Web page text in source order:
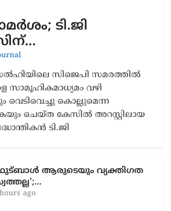
ടി.ജി
സിജെപി സമരത്തില്‍
സാമൂഹികമാധ്യമം വഴി
വെടിവെച്ചു കൊല്ലുമെന്ന
ചെയ്ത കേസില്‍ അറസ്റ്റിലായ
ടി.ജി
ആരുടെയും വ്യക്തിഗത
ago